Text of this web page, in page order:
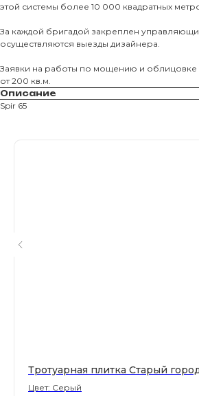
этой системы более 10 000 квадратных
За каждой бригадой закреплен
осуществляются выезды дизайнера.
Заявки на работы по мощению и
от 200 кв.м.
Описание
Spir 65
Тротуарная плитка Старый
Цвет: Серый